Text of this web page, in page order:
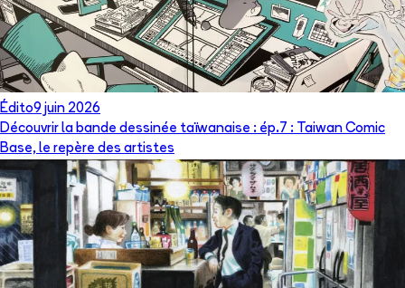
Édito9 juin 2026
Découvrir la bande dessinée taïwanaise : ép.7 : Taiwan Comic
Base, le repère des artistes